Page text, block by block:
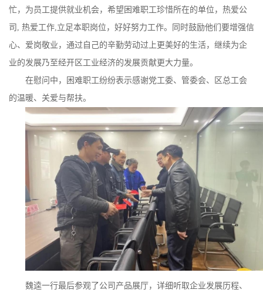
忙，为员工提供就业机会，希望困难职工珍惜所在的单位，热爱公
司, 热爱工作,立足本职岗位，好好努力工作。同时鼓励他们要增强信
心、爱岗敬业，通过自己的辛勤劳动过上更美好的生活，继续为企
业的发展乃至经开区工业经济的发展贡献更大力量。
在慰问中，困难职工纷纷表示感谢党工委、管委会、区总工会
的温暖、关爱与帮扶。
魏逵一行最后参观了公司产品展厅，详细听取企业发展历程、